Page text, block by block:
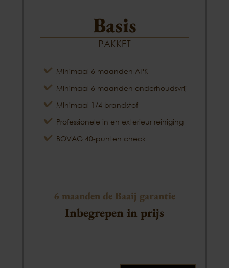
Basis
PAKKET
Minimaal 6 maanden APK
Minimaal 6 maanden onderhoudsvrij
Minimaal 1/4 brandstof
Professionele in en exterieur reiniging
BOVAG 40-punten check
6 maanden de Baaij garantie
Inbegrepen in prijs